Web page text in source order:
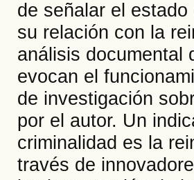
de señalar el
su relación con la
análisis documental
evocan el
de investigación
por el autor. Un
criminalidad es la
través de